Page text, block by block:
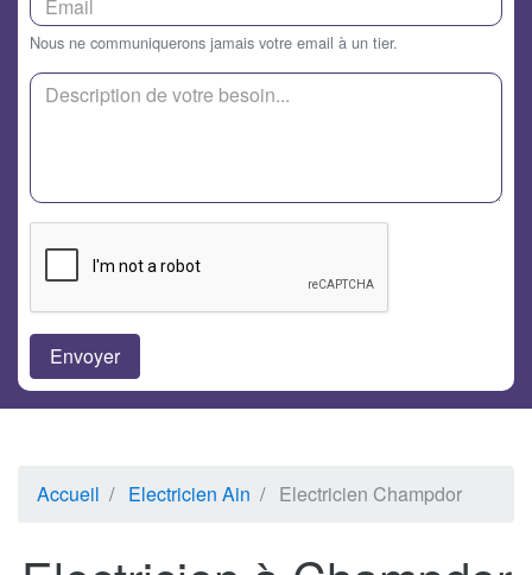
Nous ne communiquerons jamais votre email à un tier.
Accueil Electricien Ain Electricien Champdor